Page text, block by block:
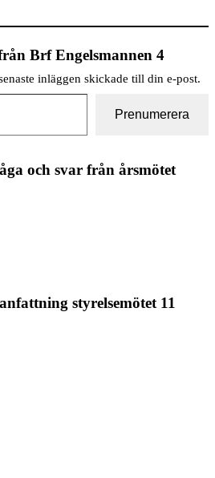
Brf Engelsmannen 4
inläggen skickade till din e-post.
Prenumerera
och svar från årsmötet
styrelsemötet 11